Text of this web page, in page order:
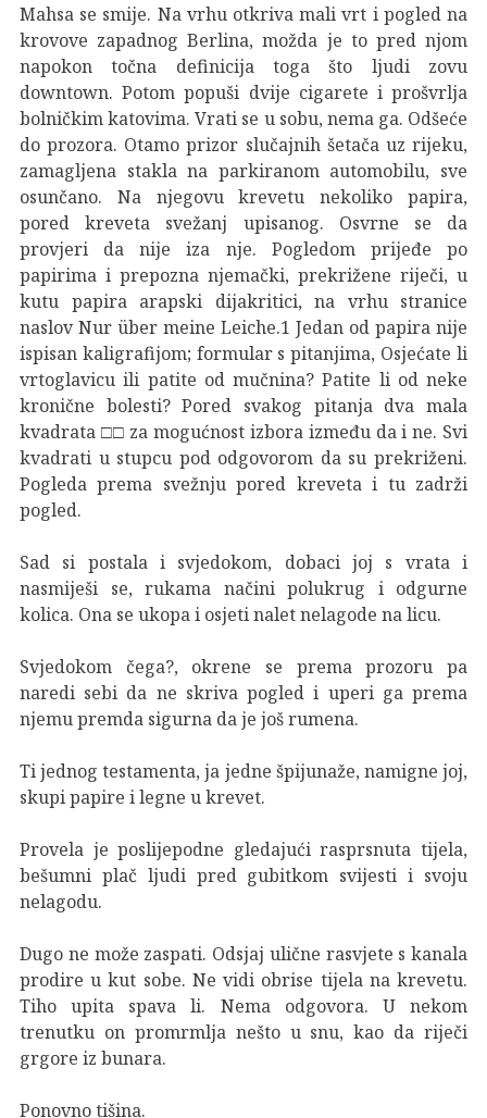
Mahsa se smije. Na vrhu otkriva mali vrt i pogled na
krovove zapadnog Berlina, možda je to pred njom
napokon točna definicija toga što ljudi zovu
downtown. Potom popuši dvije cigarete i prošvrlja
bolničkim katovima. Vrati se u sobu, nema ga. Odšeće
do prozora. Otamo prizor slučajnih šetača uz rijeku,
zamagljena stakla na parkiranom automobilu, sve
osunčano. Na njegovu krevetu nekoliko papira,
pored kreveta svežanj upisanog. Osvrne se da
provjeri da nije iza nje. Pogledom prijeđe po
papirima i prepozna njemački, prekrižene riječi, u
kutu papira arapski dijakritici, na vrhu stranice
naslov Nur über meine Leiche.1 Jedan od papira nije
ispisan kaligrafijom; formular s pitanjima, Osjećate li
vrtoglavicu ili patite od mučnina? Patite li od neke
kronične bolesti? Pored svakog pitanja dva mala
kvadrata □□ za mogućnost izbora između da i ne. Svi
kvadrati u stupcu pod odgovorom da su prekriženi.
Pogleda prema svežnju pored kreveta i tu zadrži
pogled.
Sad si postala i svjedokom, dobaci joj s vrata i
nasmiješi se, rukama načini polukrug i odgurne
kolica. Ona se ukopa i osjeti nalet nelagode na licu.
Svjedokom čega?, okrene se prema prozoru pa
naredi sebi da ne skriva pogled i uperi ga prema
njemu premda sigurna da je još rumena.
Ti jednog testamenta, ja jedne špijunaže, namigne joj,
skupi papire i legne u krevet.
Provela je poslijepodne gledajući rasprsnuta tijela,
bešumni plač ljudi pred gubitkom svijesti i svoju
nelagodu.
Dugo ne može zaspati. Odsjaj ulične rasvjete s kanala
prodire u kut sobe. Ne vidi obrise tijela na krevetu.
Tiho upita spava li. Nema odgovora. U nekom
trenutku on promrmlja nešto u snu, kao da riječi
grgore iz bunara.
Ponovno tišina.